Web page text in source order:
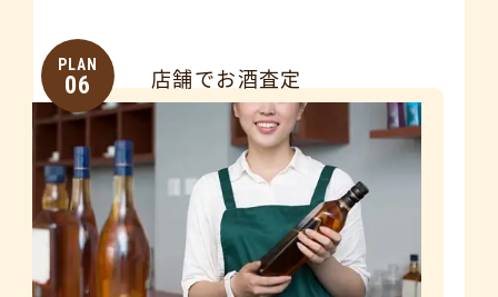
PLAN
06 店舗でお酒査定